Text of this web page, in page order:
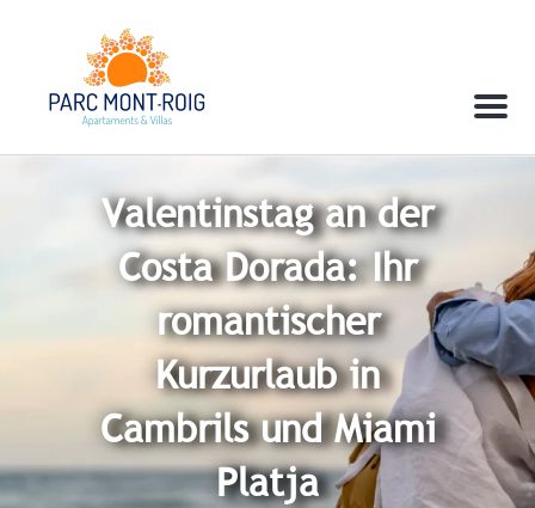
Menu
Valentinstag an der
Costa Dorada: Ihr
romantischer
Kurzurlaub in
Cambrils und Miami
Platja